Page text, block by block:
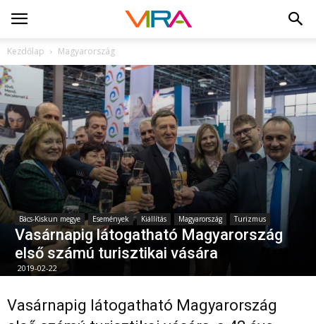
Kezdőlap Magyarország
Bács-Kiskun megye Események Kiállítás Magyarország Turizmus
Vasárnapig látogatható Magyarország
első számú turisztikai vására
2019-02-22
Vasárnapig látogatható Magyarország